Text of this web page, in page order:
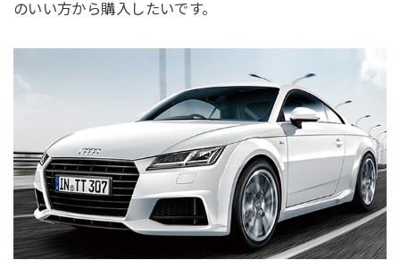
のいい方から購入したいです。